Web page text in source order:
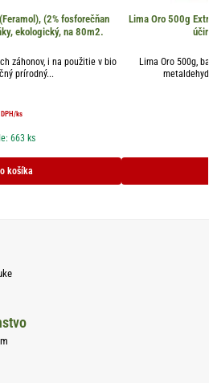
(2% fosforečňan
ekologický, na 80m2.
záhonov, i na použitie v bio
prírodný...
DPH/ks
košíka
663 ks
Lima Oro 500g
Lima Oro 500g,